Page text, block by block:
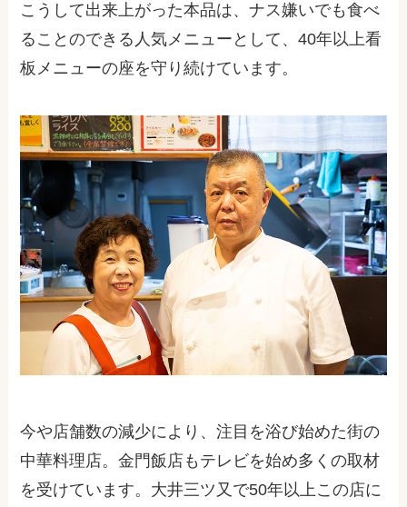
こうして出来上がった本品は、ナス嫌いでも食べ
ることのできる人気メニューとして、40年以上看
板メニューの座を守り続けています。
今や店舗数の減少により、注目を浴び始めた街の
中華料理店。金門飯店もテレビを始め多くの取材
を受けています。大井三ツ又で50年以上この店に